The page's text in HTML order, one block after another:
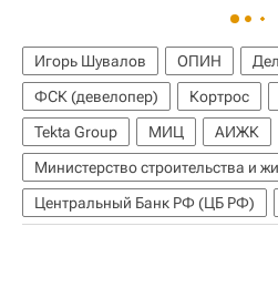
Игорь Шувалов ОПИН
ФСК (девелопер)
Кортрос
Tekta Group
МИЦ
АИЖК
Центральный Банк РФ (ЦБ РФ)